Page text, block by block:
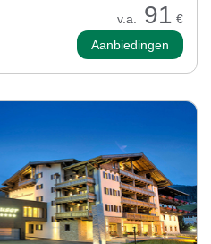
v.a. 91 €
Aanbiedingen